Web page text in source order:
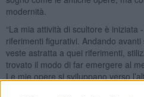
modernità.
“La mia attività di scultore è
riferimenti figurativi. Andando
veste astratta a quei riferimenti,
trovato il modo di far emergere al
Le mie opere si sviluppano verso